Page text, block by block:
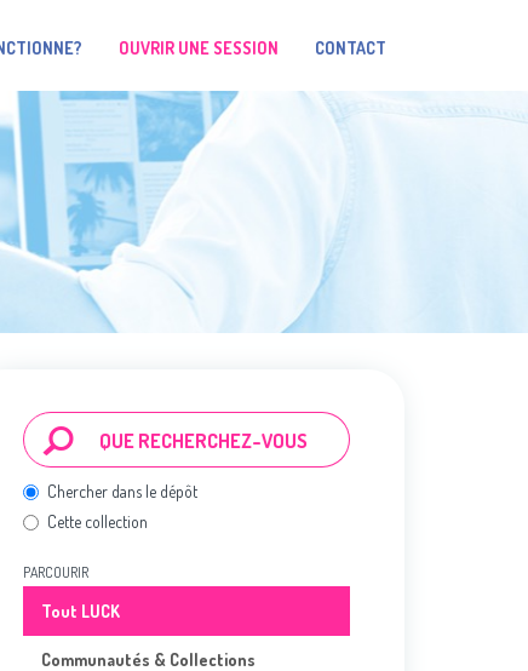
OUVRIR UNE SESSION CONTACT
Chercher dans le dépôt
Cette collection
PARCOURIR
Tout LUCK
Communautés & Collections